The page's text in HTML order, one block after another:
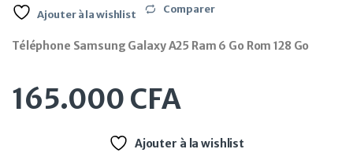
Ajouter à la wishlist Comparer
Téléphone Samsung Galaxy A25 Ram 6 Go Rom 128 Go
165.000 CFA
Ajouter à la wishlist